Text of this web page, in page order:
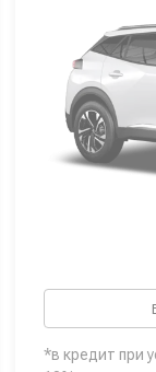
*в кредит при